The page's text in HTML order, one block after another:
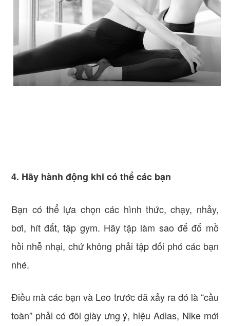
4. Hãy hành động khi có thể các bạn
Bạn có thể lựa chọn các hình thức, chạy, nhảy,
bơi, hít đất, tập gym. Hãy tập làm sao để đổ mồ
hồi nhễ nhại, chứ không phải tập đối phó các bạn
nhé.
Điều mà các bạn và Leo trước đã xảy ra đó là “cầu
toàn” phải có đôi giày ưng ý, hiệu Adias, Nike mới